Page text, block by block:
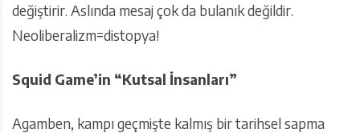
değiştirir. Aslında mesaj çok da bulanık değildir.
Neoliberalizm=distopya!
Squid Game’in “Kutsal İnsanları”
Agamben, kampı geçmişte kalmış bir tarihsel sapma